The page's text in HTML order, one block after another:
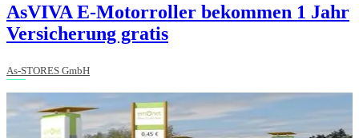
AsVIVA E-Motorroller bekommen 1 Jahr
Versicherung gratis
As-STORES GmbH